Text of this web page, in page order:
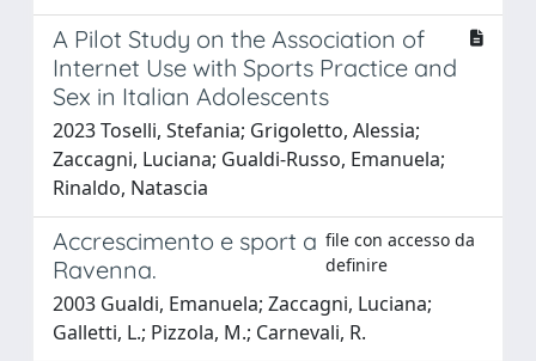
A Pilot Study on the Association of
Internet Use with Sports Practice and
Sex in Italian Adolescents
2023 Toselli, Stefania; Grigoletto, Alessia;
Zaccagni, Luciana; Gualdi-Russo, Emanuela;
Rinaldo, Natascia
Accrescimento e sport a
Ravenna.
file con accesso da
definire
2003 Gualdi, Emanuela; Zaccagni, Luciana;
Galletti, L.; Pizzola, M.; Carnevali, R.